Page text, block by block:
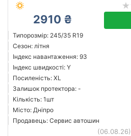
2910 ₴
Типорозмір: 245/35 R19
Сезон: літня
Індекс навантаження: 93
Індекс швидкості: Y
Посиленість: XL
Залишок протектора: -
Кількість: 1шт
Місто: Дніпро
Продавець: Сервис автошин
(06.08.26)